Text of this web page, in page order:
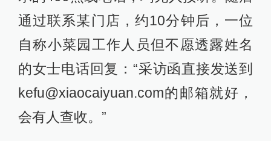
通过联系某门店，约10分钟后，一位
自称小菜园工作人员但不愿透露姓名
的女士电话回复：“采访函直接发送到
kefu@xiaocaiyuan.com的邮箱就好，
会有人查收。”